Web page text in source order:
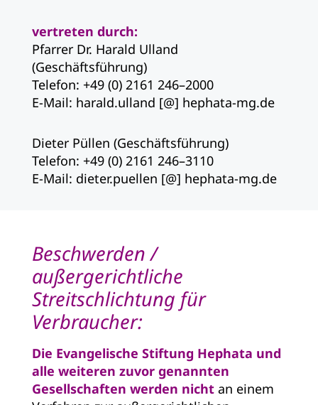
vertreten durch:
Pfarrer Dr. Harald Ulland
(Geschäftsführung)
Telefon: +49 (0) 2161 246–2000
E-Mail: harald.ulland [@] hephata-mg.de
Dieter Püllen (Geschäftsführung)
Telefon: +49 (0) 2161 246–3110
E-Mail: dieter.puellen [@] hephata-mg.de
Beschwerden /
außergerichtliche
Streitschlichtung für
Verbraucher:
Die Evangelische Stiftung Hephata und
alle weiteren zuvor genannten
Gesellschaften werden nichtan einem